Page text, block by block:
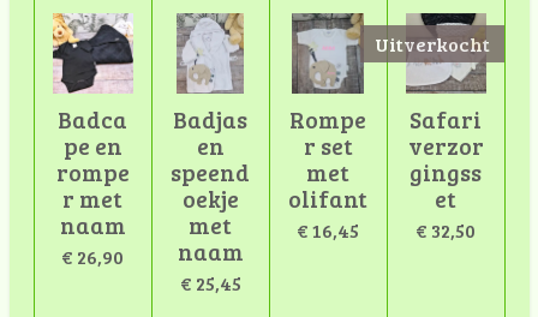
Badca
pe en
rompe
r met
naam
€ 26,90
Badjas
en
speend
oekje
met
naam
€ 25,45
Rompe
r set
met
olifant
€ 16,45
Uitverkocht
Safari
verzor
gingss
et
€ 32,50